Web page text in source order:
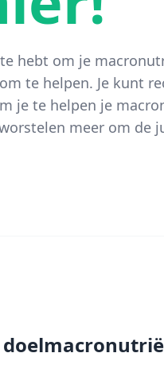
hebt om je
te helpen. Je kunt
je te helpen je
meer om de